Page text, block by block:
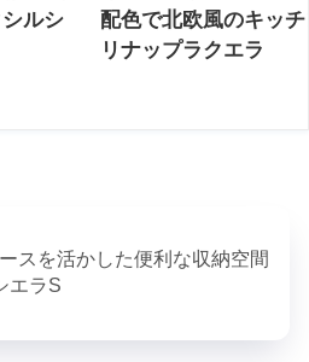
ルシ
配色で北欧風のキッ
リナップラクエラ
スを活かした便利な収納空間
エラS